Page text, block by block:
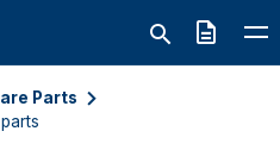
Offerte
Parts